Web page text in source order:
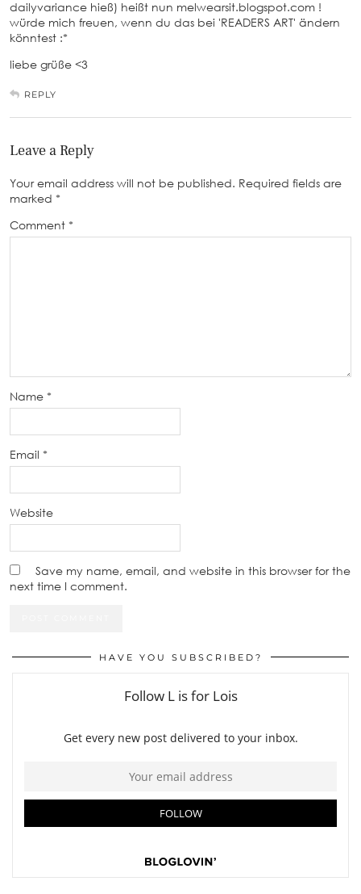
dailyvariance hieß) heißt nun melwearsit.blogspot.com !
würde mich freuen, wenn du das bei 'READERS ART' ändern
könntest :*
liebe grüße <3
REPLY
Leave a Reply
Your email address will not be published. Required fields are
marked *
Comment *
Name *
Email *
Website
Save my name, email, and website in this browser for the
next time I comment.
HAVE YOU SUBSCRIBED?